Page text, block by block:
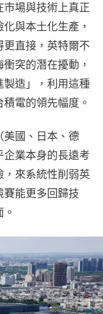
場與技術上真正
與本土化生產，
直接，英特爾不
突的潛在擾動，
製造」，利用這種
電的領先幅度。
美國、日本、德
企業本身的長遠考
，來系統性削弱英
能更多回歸技